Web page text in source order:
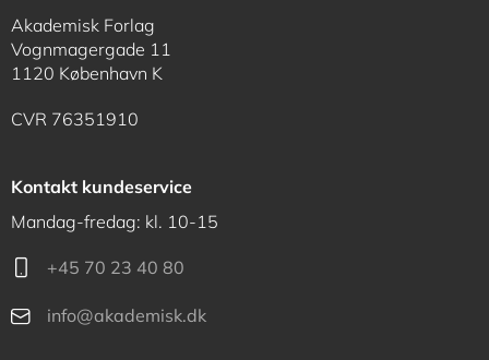
Akademisk Forlag
Vognmagergade 11
1120 København K
CVR 76351910
Kontakt kundeservice
Mandag-fredag: kl. 10-15
+45 70 23 40 80
info@akademisk.dk